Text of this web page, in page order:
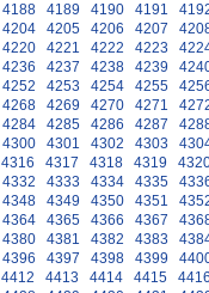
4188 4189 4190 4191
4204 4205 4206 4207
4220 4221 4222 4223
4236 4237 4238 4239
4252 4253 4254 4255
4268 4269 4270 4271
4284 4285 4286 4287
4300 4301 4302 4303
4316 4317 4318 4319
4332 4333 4334 4335
4348 4349 4350 4351
4364 4365 4366 4367
4380 4381 4382 4383
4396 4397 4398 4399
4412 4413 4414 4415